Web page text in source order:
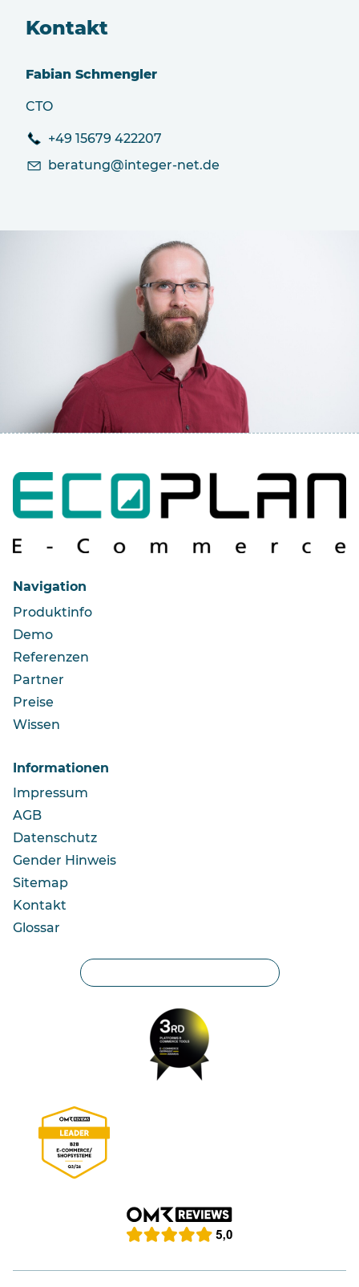
Kontakt
Fabian Schmengler
CTO
+49 15679 422207
b r t ng nt g r-n t d
Navigation
Produktinfo
Demo
Referenzen
Partner
Preise
Wissen
Informationen
Impressum
AGB
Datenschutz
Gender Hinweis
Sitemap
Kontakt
Glossar